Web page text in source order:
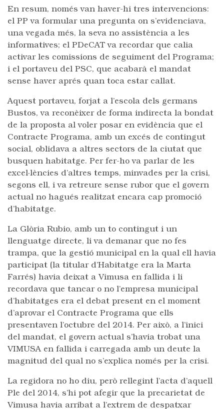
En resum, només van haver-hi tres intervencions:
el PP va formular una pregunta on s’evidenciava,
una vegada més, la seva no assistència a les
informatives; el PDeCAT va recordar que calia
activar les comissions de seguiment del Programa;
i el portaveu del PSC, que acabarà el mandat
sense haver aprés quan toca estar callat.
Aquest portaveu, forjat a l’escola dels germans
Bustos, va reconèixer de forma indirecta la bondat
de la proposta al voler posar en evidència que el
Contracte Programa, amb un excés de contingut
social, oblidava a altres sectors de la ciutat que
busquen habitatge. Per fer-ho va parlar de les
excel·lències d’altres temps, minvades per la crisi,
segons ell, i va retreure sense rubor que el govern
actual no hagués realitzat encara cap promoció
d’habitatge.
La Glòria Rubio, amb un to contingut i un
llenguatge directe, li va demanar que no fes
trampa, que la gestió municipal en la qual ell havia
participat (la titular d’Habitatge era la Marta
Farrés) havia deixat a Vimusa en fallida i li
recordava que tancar o no l’empresa municipal
d’habitatges era el debat present en el moment
d’aprovar el Contracte Programa que ells
presentaven l’octubre del 2014. Per això, a l’inici
del mandat, el govern actual s’havia trobat una
VIMUSA en fallida i carregada amb un deute la
magnitud del qual no s’explica només per la crisi.
La regidora no ho diu, però rellegint l’acta d’aquell
Ple del 2014, s’hi pot afegir que la precarietat de
Vimusa havia arribat a l’extrem de despatxar